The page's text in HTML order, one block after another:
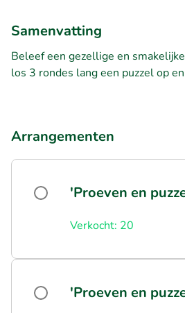
Samenvatting
Beleef een gezellige en
los 3 rondes lang een puzzel op
Arrangementen
'Proeven en
Verkocht: 20
'Proeven en